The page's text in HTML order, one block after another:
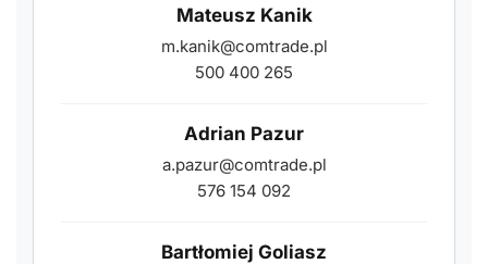
Mateusz Kanik
m.kanik@comtrade.pl
500 400 265
Adrian Pazur
a.pazur@comtrade.pl
576 154 092
Bartłomiej Goliasz